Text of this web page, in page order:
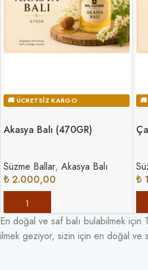
🚚 ÜCRETSIZ KARGO
Akasya Balı (470GR)
Süzme Ballar, Akasya Balı
₺2.000,00
SEPETE EKLE
₺
En doğal ve saf balı bulabilmek için
ilmek geziyor, sizin için en doğal ve